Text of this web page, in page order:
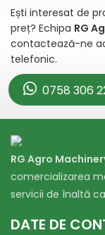
Ești interesat de
preț? Echipa RG
contactează-ne
telefonic.
0758 306
RG Agro
comercializarea
servicii de înaltă
DATE DE